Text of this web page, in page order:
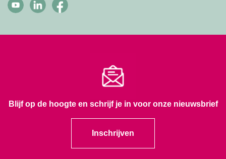
Blijf op de hoogte en schrijf je in voor onze nieuwsbrief
Inschrijven